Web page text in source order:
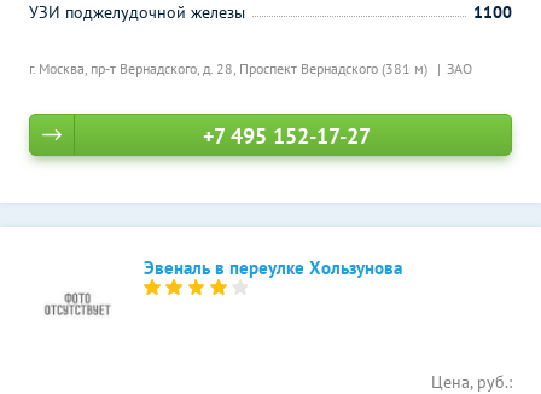
г. Москва, пр-т Вернадского, д. 28, Проспект Вернадского (381 м) ЗАО
УЗИ поджелудочной железы
1100
+7 495 152-17-27
Эвеналь в переулке Хользунова
Цена, руб.: